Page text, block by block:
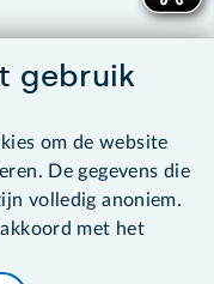
gebruik
om de website
De gegevens die
volledig anoniem.
met het